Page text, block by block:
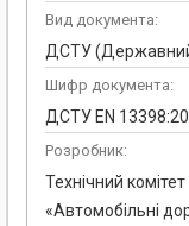
Вид документа:
ДСТУ (Державний
Шифр документа:
ДСТУ EN
Розробник:
Технічний
«Автомобільні